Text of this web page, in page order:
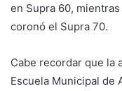
en Supra 60,
coronó el Supra 70.
Cabe recordar que la
Escuela Municipal de